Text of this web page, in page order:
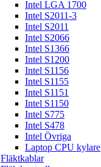
Intel LGA 1700
Intel S2011-3
Intel S2011
Intel S2066
Intel S1366
Intel S1200
Intel S1156
Intel S1155
Intel S1151
Intel S1150
Intel S775
Intel S478
Intel Övriga
Laptop CPU kylare
Fläktkablar